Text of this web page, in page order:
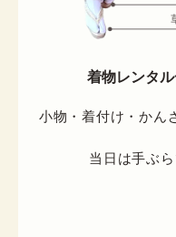
着物レンタ
小物・着付け・かん
当日は手ぶ